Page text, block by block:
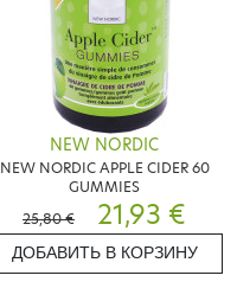
NEW NORDIC
NEW NORDIC APPLE CIDER 60
GUMMIES
25,80 €
21,93 €
ДОБАВИТЬ В КОРЗИНУ